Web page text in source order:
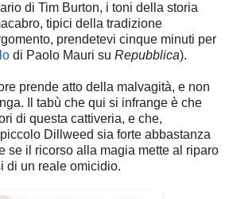
di Tim Burton, i toni della storia
tipici della tradizione
prendetevi cinque minuti per
di Paolo Mauri su Repubblica).
prende atto della malvagità, e non
Il tabù che qui si infrange è che
di questa cattiveria, e che,
Dillweed sia forte abbastanza
se il ricorso alla magia mette al riparo
di un reale omicidio.